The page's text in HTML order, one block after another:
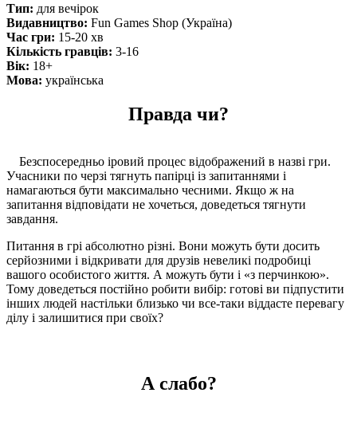
Тип: для вечірок
Видавництво: Fun Games Shop (Україна)
Час гри: 15-20 хв
Кiлькiсть гравцiв: 3-16
Вiк: 18+
Мова: українська
Правда чи?
Безспосередньо іровий процес відображений в назві гри.
Учасники по черзі тягнуть папірці із запитаннями і
намагаються бути максимально чесними. Якщо ж на
запитання відповідати не хочеться, доведеться тягнути
завдання.
Питання в грі абсолютно різні. Вони можуть бути досить
серйозними і відкривати для друзів невеликі подробиці
вашого особистого життя. А можуть бути і «з перчинкою».
Тому доведеться постійно робити вибір: готові ви підпустити
інших людей настільки близько чи все-таки віддасте перевагу
ділу і залишитися при своїх?
А слабо?